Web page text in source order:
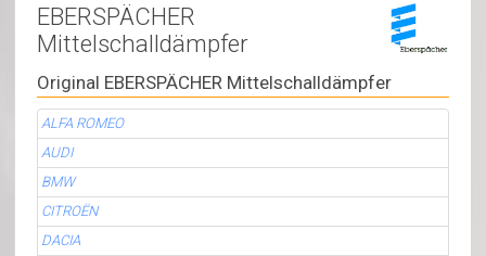
EBERSPÄCHER
Mittelschalldämpfer
Original EBERSPÄCHER Mittelschalldämpfer
ALFA ROMEO
AUDI
BMW
CITROËN
DACIA